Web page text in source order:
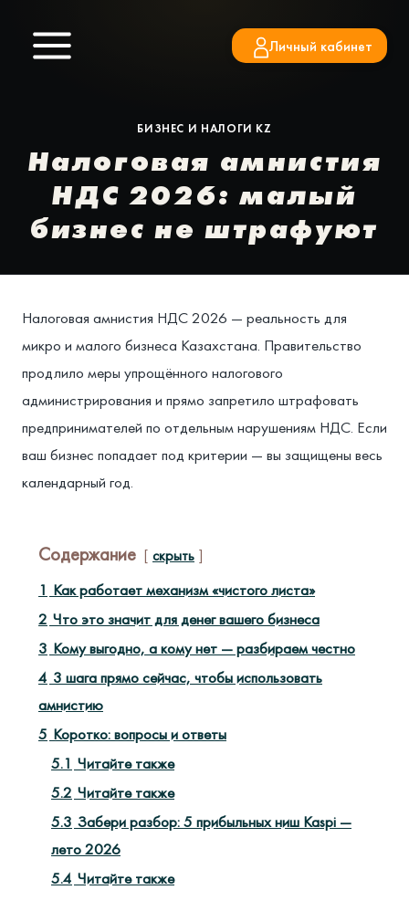
содержимому
Личный кабинет
БИЗНЕС И НАЛОГИ KZ
Налоговая амнистия
НДС 2026: малый
бизнес не штрафуют
Налоговая амнистия НДС 2026 — реальность для
микро и малого бизнеса Казахстана. Правительство
продлило меры упрощённого налогового
администрирования и прямо запретило штрафовать
предпринимателей по отдельным нарушениям НДС. Если
ваш бизнес попадает под критерии — вы защищены весь
календарный год.
Содержание скрыть
1 Как работает механизм «чистого листа»
2 Что это значит для денег вашего бизнеса
3 Кому выгодно, а кому нет — разбираем честно
4 3 шага прямо сейчас, чтобы использовать
амнистию
5 Коротко: вопросы и ответы
5.1 Читайте также
5.2 Читайте также
5.3 Забери разбор: 5 прибыльных ниш Kaspi —
лето 2026
5.4 Читайте также